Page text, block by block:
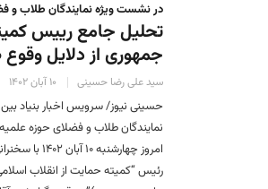
در نشست ويژه نمايندگان طلاب و
تحلیل جامع رییس
جمهوری از دلایل
سید علی رضا حسینی ۱۰ آبان ۱۴۰۲
حسینی نیوز/ سرویس اخبار بنیاد
نمايندگان طلاب و فضلای حوزه
امروز
رئيس “کمیته حمایت از انقلاب